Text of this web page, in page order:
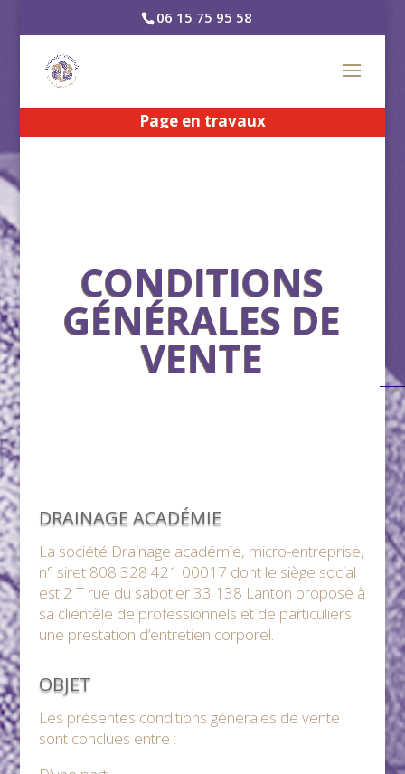
06 15 75 95 58
Page en travaux
CONDITIONS
GÉNÉRALES DE
VENTE
DRAINAGE ACADÉMIE
La société Drainage académie, micro-entreprise,
n° siret 808 328 421 00017 dont le siège social
est 2 T rue du sabotier 33 138 Lanton propose à
sa clientèle de professionnels et de particuliers
une prestation d’entretien corporel.
OBJET
Les présentes conditions générales de vente
sont conclues entre :